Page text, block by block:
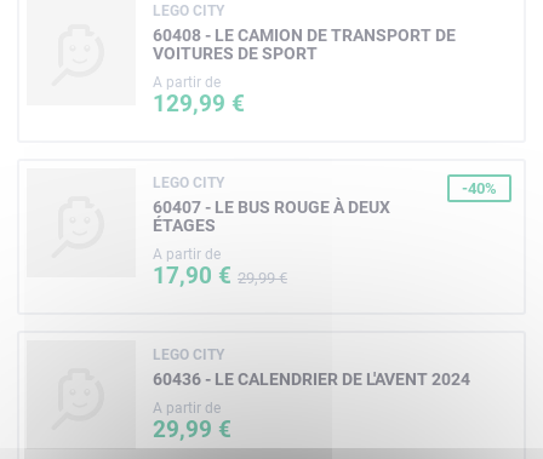
LEGO CITY
60408 - LE CAMION DE TRANSPORT DE
VOITURES DE SPORT
A partir de
129,99 €
LEGO CITY
60407 - LE BUS ROUGE À DEUX
ÉTAGES
A partir de
17,90 € 29,99 €
-40%
LEGO CITY
60436 - LE CALENDRIER DE L'AVENT 2024
A partir de
29,99 €